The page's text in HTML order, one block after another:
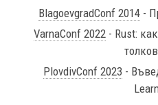
BlagoevgradConf 2014 -
VarnaConf 2022 - Rust:
PlovdivConf 2023 -